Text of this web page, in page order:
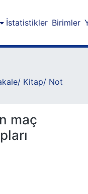
İstatistikler Birimler
Kitap/ Not
maç